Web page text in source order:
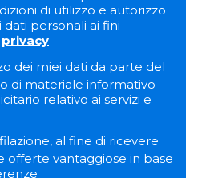
di utilizzo e autorizzo
personali ai fini
privacy
dei miei dati da parte del
di materiale informativo
relativo ai servizi e
al fine di ricevere
offerte vantaggiose in base